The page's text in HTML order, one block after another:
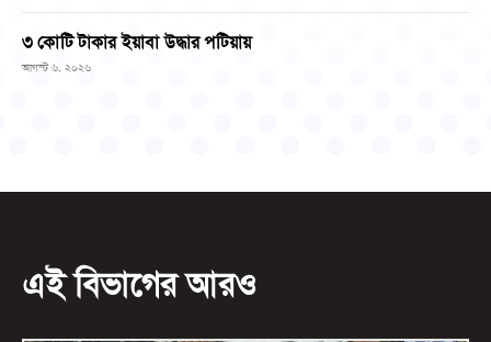
৩ কোটি টাকার ইয়াবা উদ্ধার পটিয়ায়
আগস্ট ৬, ২০২৬
এই বিভাগের আরও